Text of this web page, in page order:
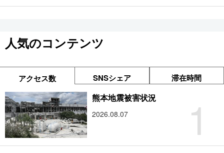
人気のコンテンツ
アクセス数 SNSシェア 滞在時間
1
熊本地震被害状況
2026.08.07